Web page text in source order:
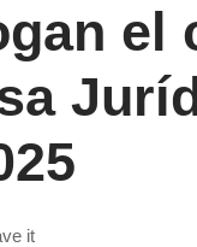
el